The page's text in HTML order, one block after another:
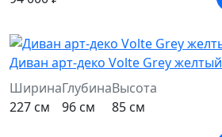
Диван арт-деко Volte Grey желтый
Ширина
227 см
Глубина
96 см
Высота
85 см